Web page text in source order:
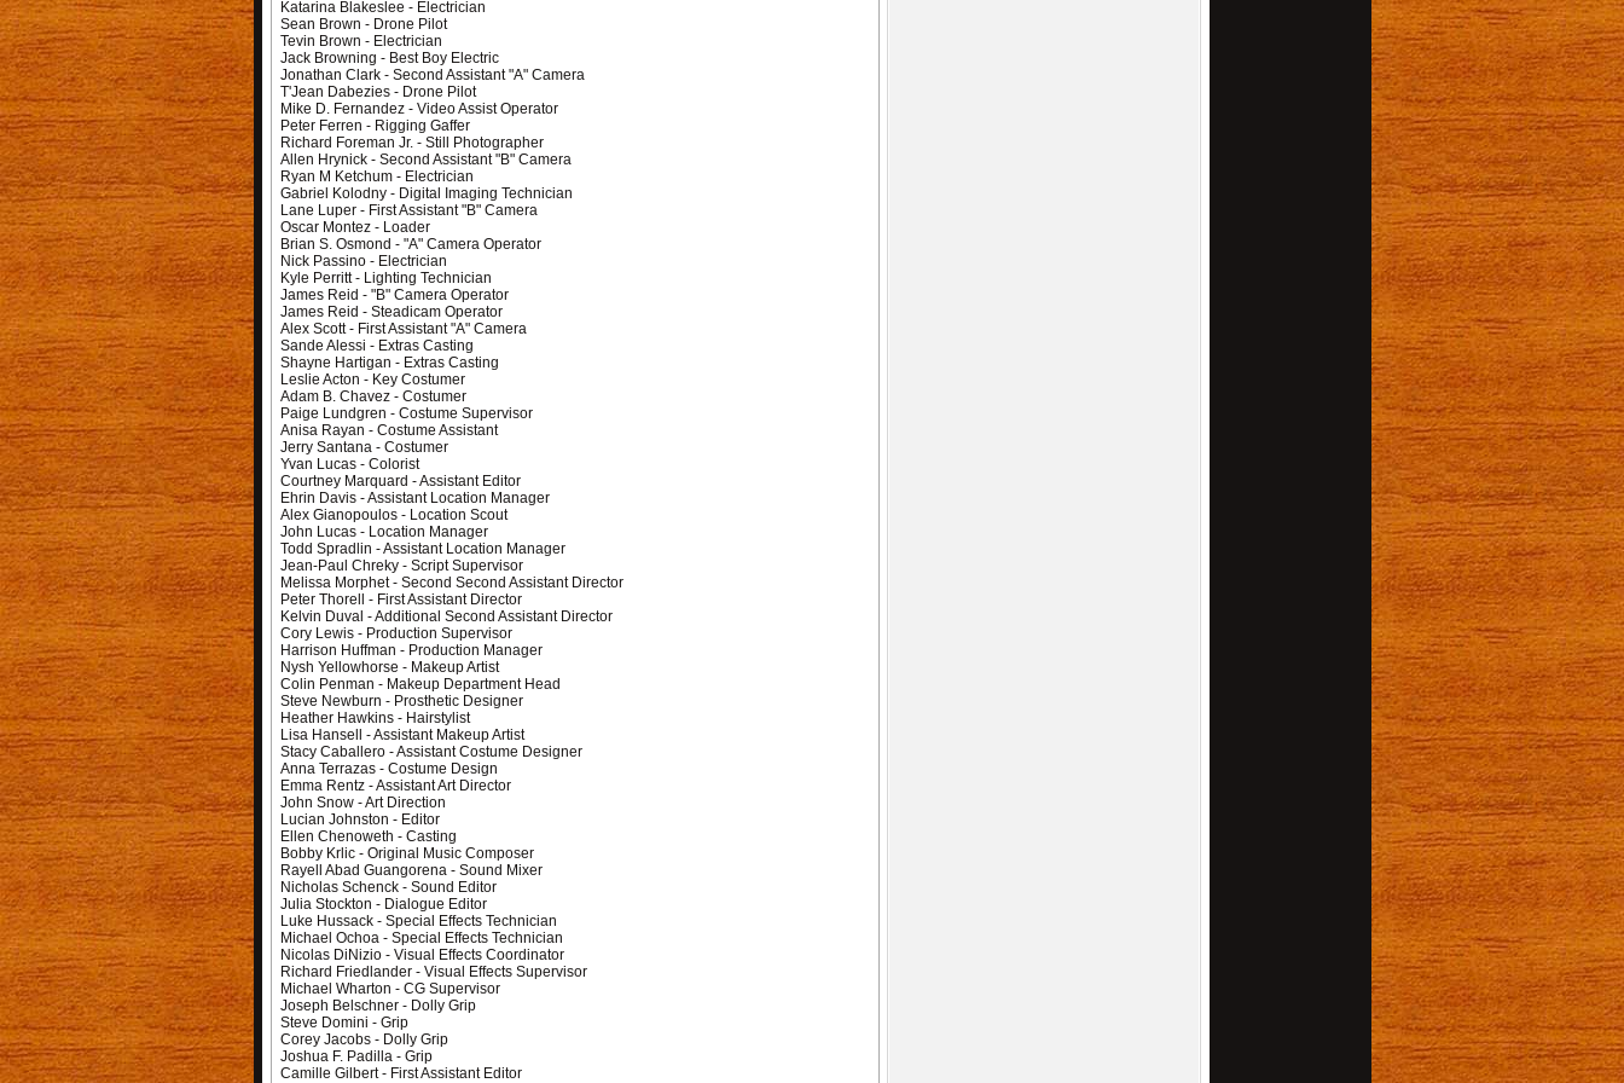
Katarina Blakeslee - Electrician
Sean Brown - Drone Pilot
Tevin Brown - Electrician
Jack Browning - Best Boy Electric
Jonathan Clark - Second Assistant "A" Camera
T'Jean Dabezies - Drone Pilot
Mike D. Fernandez - Video Assist Operator
Peter Ferren - Rigging Gaffer
Richard Foreman Jr. - Still Photographer
Allen Hrynick - Second Assistant "B" Camera
Ryan M Ketchum - Electrician
Gabriel Kolodny - Digital Imaging Technician
Lane Luper - First Assistant "B" Camera
Oscar Montez - Loader
Brian S. Osmond - "A" Camera Operator
Nick Passino - Electrician
Kyle Perritt - Lighting Technician
James Reid - "B" Camera Operator
James Reid - Steadicam Operator
Alex Scott - First Assistant "A" Camera
Sande Alessi - Extras Casting
Shayne Hartigan - Extras Casting
Leslie Acton - Key Costumer
Adam B. Chavez - Costumer
Paige Lundgren - Costume Supervisor
Anisa Rayan - Costume Assistant
Jerry Santana - Costumer
Yvan Lucas - Colorist
Courtney Marquard - Assistant Editor
Ehrin Davis - Assistant Location Manager
Alex Gianopoulos - Location Scout
John Lucas - Location Manager
Todd Spradlin - Assistant Location Manager
Jean-Paul Chreky - Script Supervisor
Melissa Morphet - Second Second Assistant Director
Peter Thorell - First Assistant Director
Kelvin Duval - Additional Second Assistant Director
Cory Lewis - Production Supervisor
Harrison Huffman - Production Manager
Nysh Yellowhorse - Makeup Artist
Colin Penman - Makeup Department Head
Steve Newburn - Prosthetic Designer
Heather Hawkins - Hairstylist
Lisa Hansell - Assistant Makeup Artist
Stacy Caballero - Assistant Costume Designer
Anna Terrazas - Costume Design
Emma Rentz - Assistant Art Director
John Snow - Art Direction
Lucian Johnston - Editor
Ellen Chenoweth - Casting
Bobby Krlic - Original Music Composer
Rayell Abad Guangorena - Sound Mixer
Nicholas Schenck - Sound Editor
Julia Stockton - Dialogue Editor
Luke Hussack - Special Effects Technician
Michael Ochoa - Special Effects Technician
Nicolas DiNizio - Visual Effects Coordinator
Richard Friedlander - Visual Effects Supervisor
Michael Wharton - CG Supervisor
Joseph Belschner - Dolly Grip
Steve Domini - Grip
Corey Jacobs - Dolly Grip
Joshua F. Padilla - Grip
Camille Gilbert - First Assistant Editor